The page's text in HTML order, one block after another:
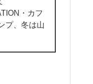
・カフ
プ、冬は山